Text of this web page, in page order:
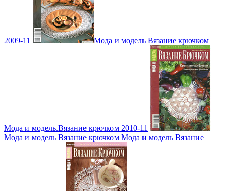
2009-11 Мода и модель Вязание крючком
Мода и модель.Вязание крючком 2010-11
Мода и модель Вязание крючком Мода и модель Вязание